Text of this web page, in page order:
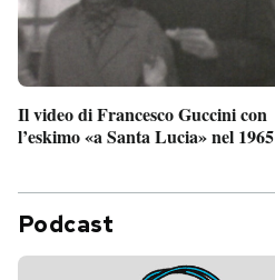
Il video di Francesco Guccini con
l’eskimo «a Santa Lucia» nel 1965
Podcast